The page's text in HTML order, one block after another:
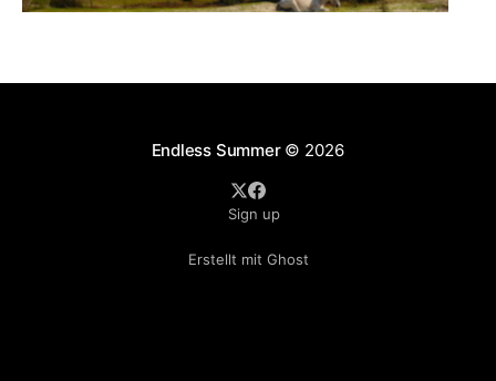
Endless Summer© 2026
Sign up
Erstellt mit Ghost